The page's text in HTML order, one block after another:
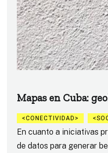
Mapas en Cuba:
CONECTIVIDAD
En cuanto a iniciativas
de datos para generar